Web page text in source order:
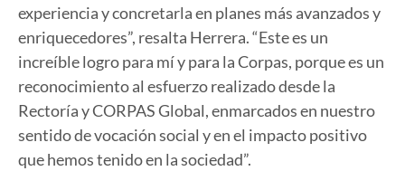
experiencia y concretarla en planes más avanzados y
enriquecedores”, resalta Herrera. “Este es un
increíble logro para mí y para la Corpas, porque es un
reconocimiento al esfuerzo realizado desde la
Rectoría y CORPAS Global, enmarcados en nuestro
sentido de vocación social y en el impacto positivo
que hemos tenido en la sociedad”.